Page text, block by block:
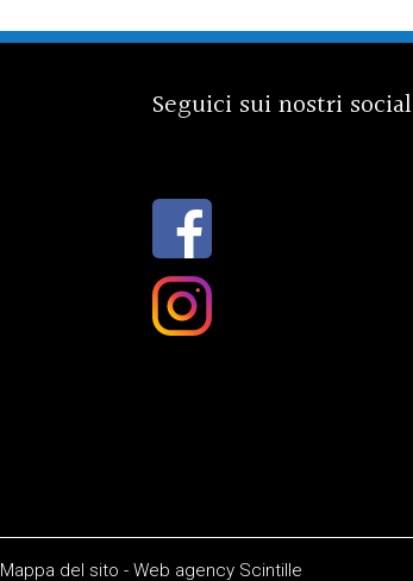
Seguici sui nostri social
Mappa del sito - Web agency Scintille